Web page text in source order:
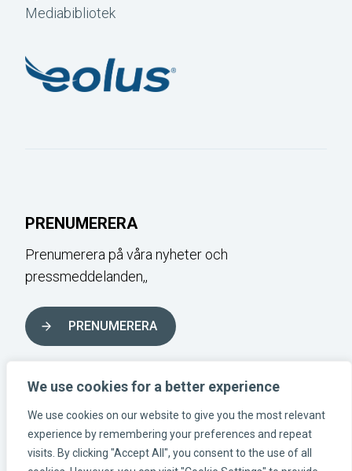
We use cookies for a better experience
We use cookies on our website to give you the most relevant
experience by remembering your preferences and repeat
visits. By clicking "Accept All", you consent to the use of all
Mediabibliotek
PRENUMERERA
Prenumerera på våra nyheter och
pressmeddelanden,,
PRENUMERERA
FÖLJ OSS I SOCIALA MEDIER
Instagram-länk
Linkedin-länk
Facebook-länk